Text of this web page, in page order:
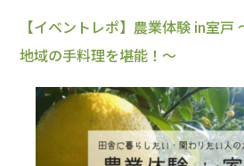
【イベントレポ】農業体験 in室戸
地域の手料理を堪能！～